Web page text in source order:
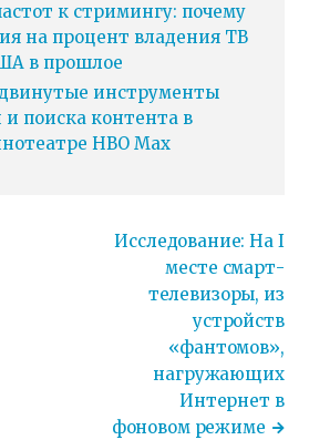
к стримингу: почему
на процент владения ТВ
в прошлое
инструменты
поиска контента в
HBO Max
Исследование: На I
месте смарт-
телевизоры, из
устройств
«фантомов»,
нагружающих
Интернет в
фоновом режиме